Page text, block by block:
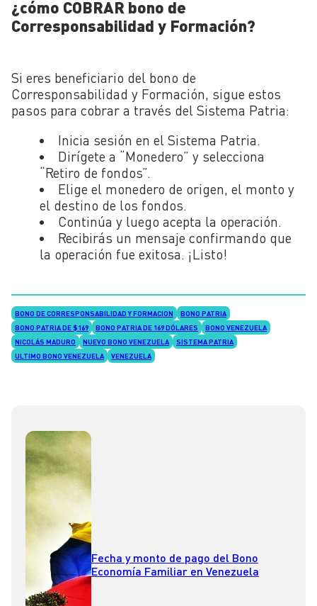
¿cómo COBRAR bono de
Corresponsabilidad y Formación?
Si eres beneficiario del bono de
Corresponsabilidad y Formación, sigue estos
pasos para cobrar a través del Sistema Patria:
Inicia sesión en el Sistema Patria.
Dirígete a “Monedero” y selecciona
“Retiro de fondos”.
Elige el monedero de origen, el monto y
el destino de los fondos.
Continúa y luego acepta la operación.
Recibirás un mensaje confirmando que
la operación fue exitosa. ¡Listo!
BONO DE CORRESPONSABILIDAD Y FORMACION
BONO PATRIA
BONO PATRIA DE $169
BONO PATRIA DE 169 DÓLARES
BONO VENEZUELA
NICOLÁS MADURO
NUEVO BONO VENEZUELA
SISTEMA PATRIA
ULTIMO BONO VENEZUELA
VENEZUELA
Fecha y monto de pago del Bono
Economía Familiar en Venezuela